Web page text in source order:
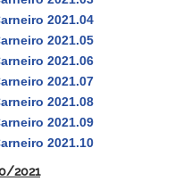
2021.04
2021.05
2021.06
2021.07
2021.08
2021.09
2021.10
2021